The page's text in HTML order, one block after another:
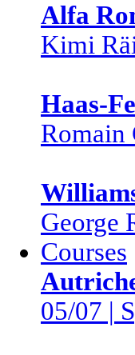
Alfa
Kimi
Haas-
Romain
George
Courses
05/07 |